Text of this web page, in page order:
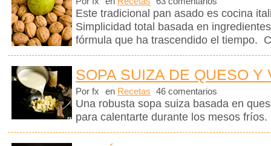
Este tradicional pan asado es cocina
Simplicidad total basada en
fórmula que ha trascendido el tiempo.
SOPA SUIZA DE QUESO Y
Por fx en Recetas 46 comentarios
Una robusta sopa suiza basada en
para calentarte durante los mesos fríos.